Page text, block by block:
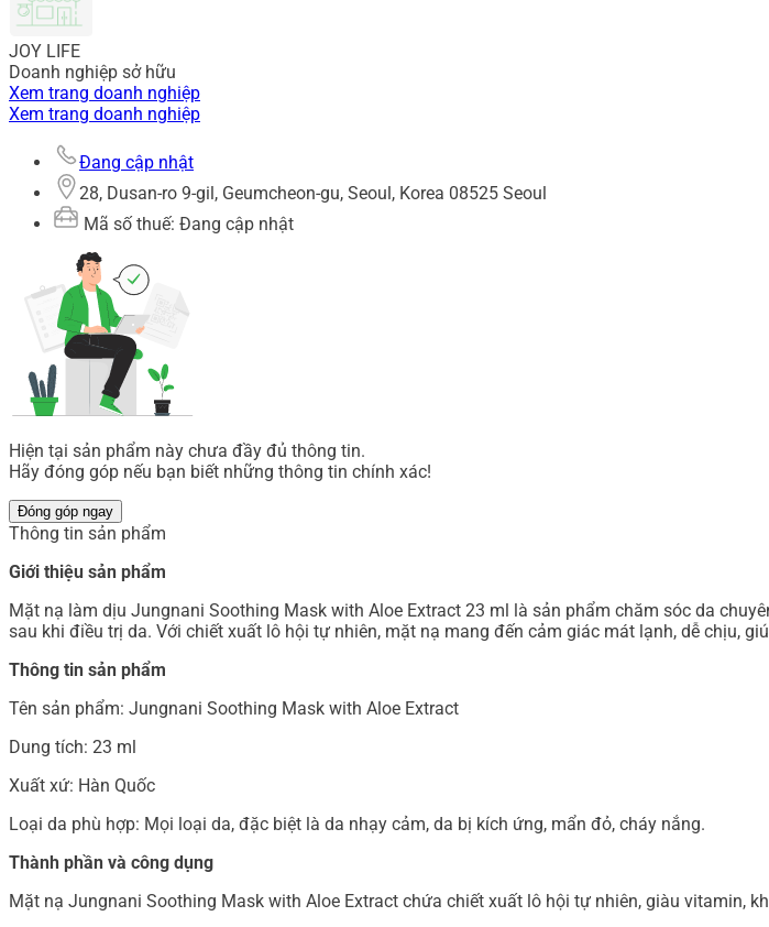
JOY LIFE
Doanh nghiệp sở hữu
Xem trang doanh nghiệp
Xem trang doanh nghiệp
Đang cập nhật
28, Dusan-ro 9-gil, Geumcheon-gu, Seoul, Korea 08525 Seoul
Mã số thuế: Đang cập nhật
Hiện tại sản phẩm này chưa đầy đủ thông tin.
Hãy đóng góp nếu bạn biết những thông tin chính xác!
Đóng góp ngay
Thông tin sản phẩm
Giới thiệu sản phẩm
Mặt nạ làm dịu Jungnani Soothing Mask with Aloe Extract 23 ml là sản phẩm chăm sóc da
sau khi điều trị da. Với chiết xuất lô hội tự nhiên, mặt nạ mang đến cảm giác mát lạnh, dễ chịu,
Thông tin sản phẩm
Tên sản phẩm: Jungnani Soothing Mask with Aloe Extract
Dung tích: 23 ml
Xuất xứ: Hàn Quốc
Loại da phù hợp: Mọi loại da, đặc biệt là da nhạy cảm, da bị kích ứng, mẩn đỏ, cháy nắng.
Thành phần và công dụng
Mặt nạ Jungnani Soothing Mask with Aloe Extract chứa chiết xuất lô hội tự nhiên, giàu vitamin,